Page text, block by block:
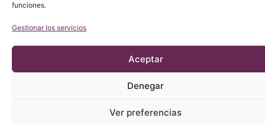
funciones.
Gestionar los servicios
Aceptar
Denegar
Ver preferencias